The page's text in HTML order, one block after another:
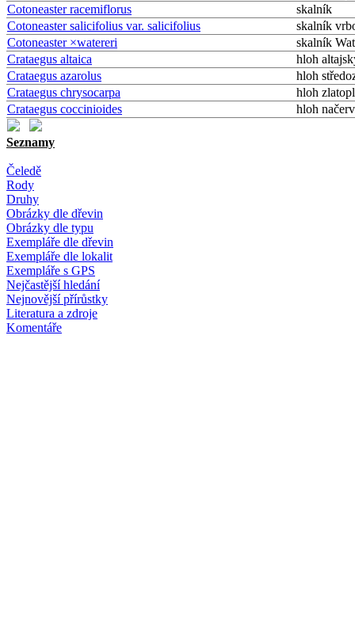
Cotoneaster racemiflorus
skalník
Cotoneaster salicifolius var. salicifolius
skalník
Cotoneaster ×watereri
skalník
Crataegus altaica
hloh
Crataegus azarolus
hloh
Crataegus chrysocarpa
hloh
Crataegus coccinioides
hloh
Seznamy
Čeledě
Rody
Druhy
Obrázky dle dřevin
Obrázky dle typu
Exempláře dle dřevin
Exempláře dle lokalit
Exempláře s GPS
Nejčastější hledání
Nejnovější přírůstky
Literatura a zdroje
Komentáře